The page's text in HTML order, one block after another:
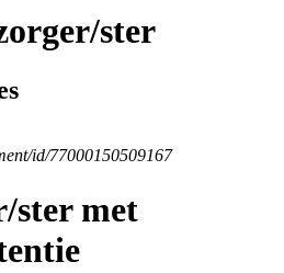
ster
ster met